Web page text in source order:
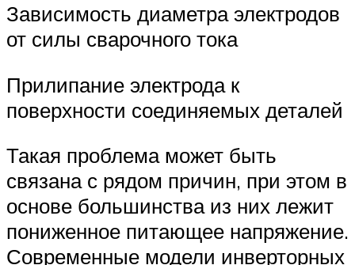
Зависимость диаметра электродов
от силы сварочного тока
Прилипание электрода к
поверхности соединяемых деталей
Такая проблема может быть
связана с рядом причин, при этом в
основе большинства из них лежит
пониженное питающее напряжение.
Современные модели инверторных